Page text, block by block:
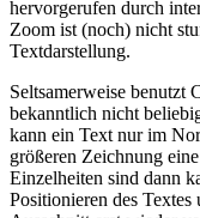
hervorgerufen durch
Zoom ist (noch) nicht
Textdarstellung.
Seltsamerweise
bekanntlich nicht
kann ein Text nur im
größeren Zeichnung
Einzelheiten sind dann
Positionieren des